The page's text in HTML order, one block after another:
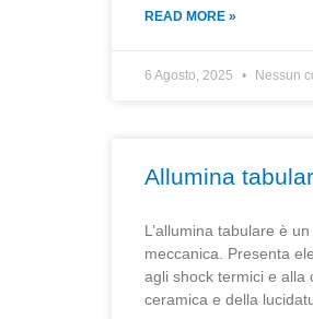
READ MORE »
6 Agosto, 2025 Nessun
Allumina
L’allumina tabulare è
meccanica. Presenta
agli shock termici e alla
ceramica e della